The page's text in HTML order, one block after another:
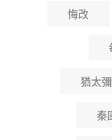
悔改
猶太
秦